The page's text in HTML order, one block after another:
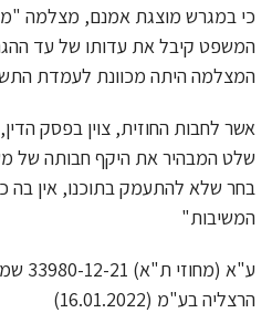
כי במגרש מוצגת אמנם, מצלמה
המשפט קיבל את עדותו של עד
המצלמה היתה מכוונת לעמדת
אשר לחבות החוזית, צוין בפסק
בחר שלא להתעמק בתוכנו, אין בה
המשיבות"
ע"א
הרצליה בע"מ (16.01.2022)